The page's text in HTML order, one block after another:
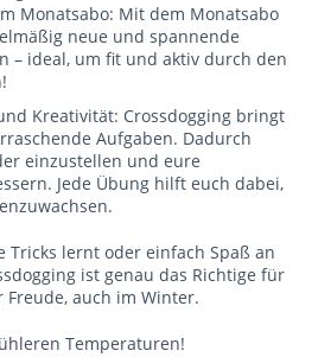
Monatsabo: Mit dem Monatsabo
neue und spannende
– ideal, um fit und aktiv durch den
Kreativität: Crossdogging bringt
Aufgaben. Dadurch
einzustellen und eure
Jede Übung hilft euch dabei,
Tricks lernt oder einfach Spaß an
ist genau das Richtige für
auch im Winter.
Temperaturen!